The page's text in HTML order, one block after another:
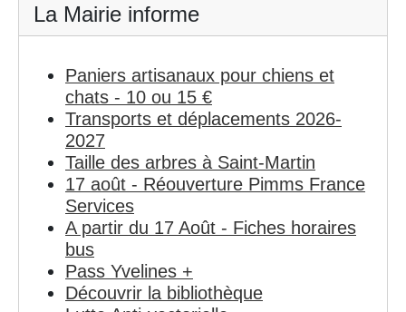
La Mairie informe
Paniers artisanaux pour chiens et
chats - 10 ou 15 €
Transports et déplacements 2026-
2027
Taille des arbres à Saint-Martin
17 août - Réouverture Pimms France
Services
A partir du 17 Août - Fiches horaires
bus
Pass Yvelines +
Découvrir la bibliothèque